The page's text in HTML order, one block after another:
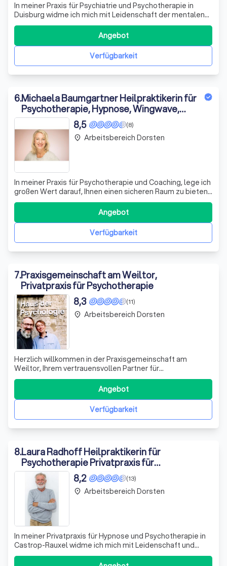
In meiner Praxis für Psychiatrie und Psychotherapie in
Duisburg widme ich mich mit Leidenschaft der mentalen
Gesundheit und dem Wohlbefinden meiner Patienten. Als
Facharzt für Psychiatrie und ärztlicher Psychotherapeut
biete ich eine umfassende Palette an Therapieformen an,
darunter VerhaltenstherapVerfügbarkeit
Angebot
6.Michaela Baumgartner Heilpraktikerin für
Psychotherapie, Hypnose, Wingwave,
Paarberatung und Human Design
Coaching
(8)
8,5
In meiner Praxis für Psychotherapie und Coaching, lege ich
großen Wert darauf, Ihnen einen sicheren Raum zu bieten,
in dem Sie sich selbst ausdrücken und Ihre inneren
Weisheiten und Lösungen entdecken können. Mit meiner
Expertise und Intuition unterstütze ich Sie dabei, Ihre
Lebensfreude wiederzufinVerfügbarkeit
Angebot
place Arbeitsbereich Dorsten
7.Praxisgemeinschaft am Weiltor,
Privatpraxis für Psychotherapie
(11)
8,3
Herzlich willkommen in der Praxisgemeinschaft am
Weiltor, Ihrem vertrauensvollen Partner für
psychologische Gesundheit und Wohlbefinden. Seit
unserer Gründung im Jahr 2009 durch die erfahrenen
Psychologischen Psychotherapeuten Dr. Fabian
Chmielewski und Dipl.-Psych. Alexandra Kaczmarek,
Verfügbarkeit
Angebot
place Arbeitsbereich Dorsten
8.Laura Radhoff Heilpraktikerin für
Psychotherapie Privatpraxis für
Psychotherapie nach dem
Heilpraktikergesetz
(13)
8,2
In meiner Privatpraxis für Hypnose und Psychotherapie in
Castrop-Rauxel widme ich mich mit Leidenschaft und
Fachkompetenz der seelischen Gesundheit von Kindern,
Jugendlichen und Erwachsenen. Als Heilpraktikerin für
place Arbeitsbereich Dorsten